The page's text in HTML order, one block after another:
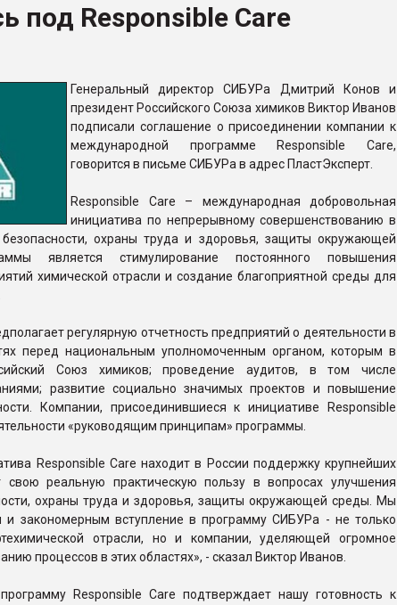
под Responsible Care
Генеральный директор СИБУРа Дмитрий Конов и
президент Российского Союза химиков Виктор Иванов
подписали соглашение о присоединении компании к
международной программе Responsible Care,
говорится в письме СИБУРа в адрес ПластЭксперт.
Responsible Care – международная добровольная
инициатива по непрерывному совершенствованию в
охраны труда и здоровья, защиты окружающей
является стимулирование постоянного повышения
химической отрасли и создание благоприятной среды для
регулярную отчетность предприятий о деятельности в
перед национальным уполномоченным органом, которым в
Союз химиков; проведение аудитов, в том числе
развитие социально значимых проектов и повышение
Компании, присоединившиеся к инициативе Responsible
«руководящим принципам» программы.
Responsible Care находит в России поддержку крупнейших
реальную практическую пользу в вопросах улучшения
охраны труда и здоровья, защиты окружающей среды. Мы
и закономерным вступление в программу СИБУРа - не только
отрасли, но и компании, уделяющей огромное
процессов в этих областях», - сказал Виктор Иванов.
Responsible Care подтверждает нашу готовность к